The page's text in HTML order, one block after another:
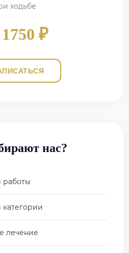
ходьбе
₽
нас?
работы
лечение